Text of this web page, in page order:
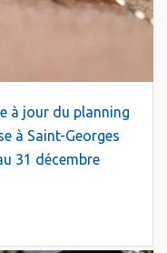
à jour du planning
à Saint-Georges
31 décembre